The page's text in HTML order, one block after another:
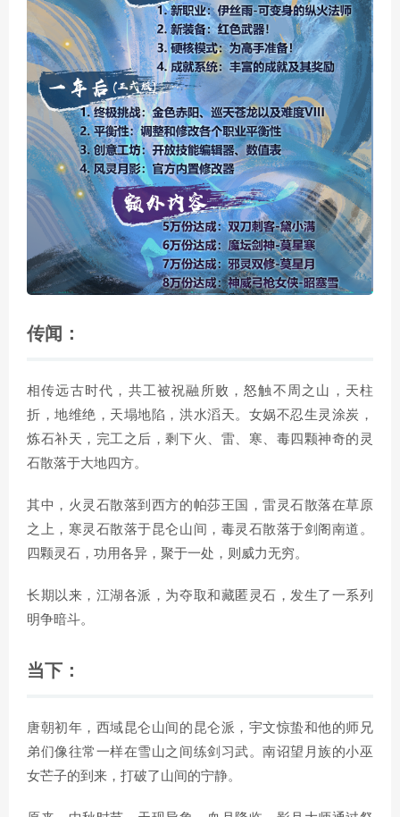
传闻：
相传远古时代，共工被祝融所败，怒触不周之山，天柱
折，地维绝，天塌地陷，洪水滔天。女娲不忍生灵涂炭，
炼石补天，完工之后，剩下火、雷、寒、毒四颗神奇的灵
石散落于大地四方。
其中，火灵石散落到西方的帕莎王国，雷灵石散落在草原
之上，寒灵石散落于昆仑山间，毒灵石散落于剑阁南道。
四颗灵石，功用各异，聚于一处，则威力无穷。
长期以来，江湖各派，为夺取和藏匿灵石，发生了一系列
明争暗斗。
当下：
唐朝初年，西域昆仑山间的昆仑派，宇文惊蛰和他的师兄
弟们像往常一样在雪山之间练剑习武。南诏望月族的小巫
女芒子的到来，打破了山间的宁静。